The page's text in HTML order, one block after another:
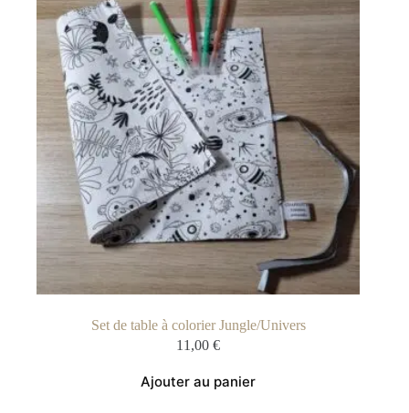
Set de table à colorier Jungle/Univers
11,00€
Ajouter au panier